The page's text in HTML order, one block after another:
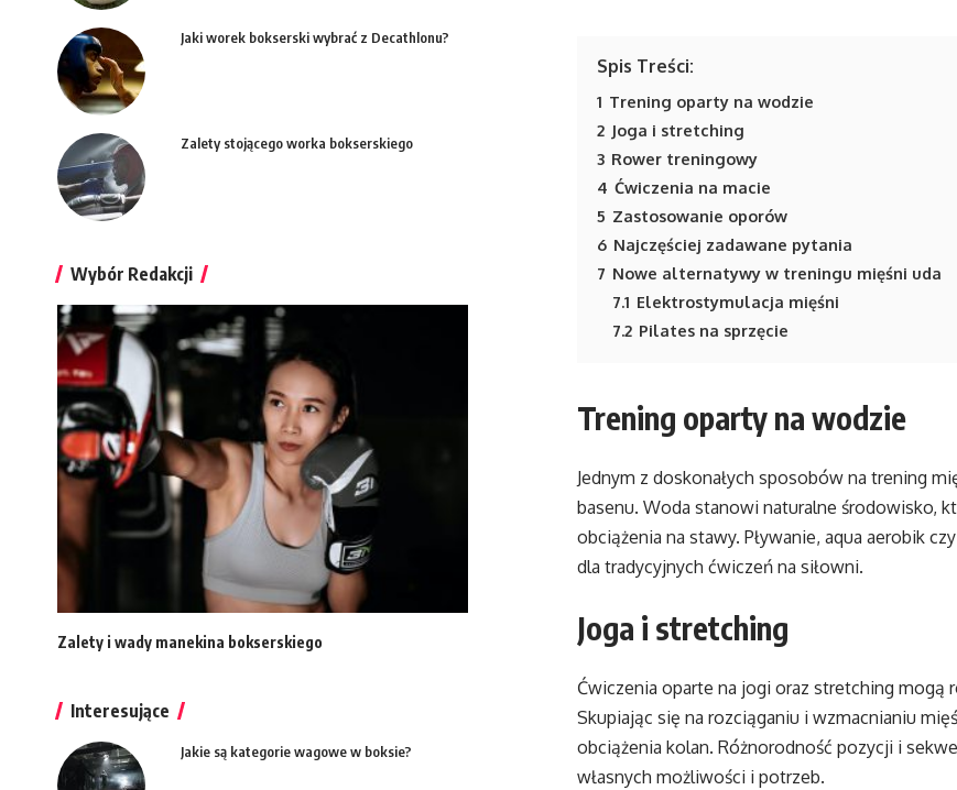
Spis Treści:
1 Trening oparty na wodzie
2 Joga i stretching
3 Rower treningowy
4 Ćwiczenia na macie
5 Zastosowanie oporów
6 Najczęściej zadawane pytania
7 Nowe alternatywy w treningu mięśni uda
7.1 Elektrostymulacja mięśni
7.2 Pilates na sprzęcie
Trening oparty na wodzie
Jednym z doskonałych sposobów na trening
basenu. Woda stanowi naturalne środowisko,
obciążenia na stawy. Pływanie, aqua aerobik
dla tradycyjnych ćwiczeń na siłowni.
Joga i stretching
Ćwiczenia oparte na jogi oraz stretching mogą
Skupiając się na rozciąganiu i wzmacnianiu
obciążenia kolan. Różnorodność pozycji i
własnych możliwości i potrzeb.
Jaki worek bokserski wybrać z Decathlonu?
Zalety stojącego worka bokserskiego
Wybór Redakcji
Zalety i wady manekina bokserskiego
Interesujące
Jakie są kategorie wagowe w boksie?